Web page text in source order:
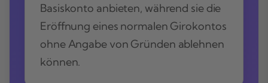
Basiskonto anbieten, während sie die
Eröffnung eines normalen Girokontos
ohne Angabe von Gründen ablehnen
können.